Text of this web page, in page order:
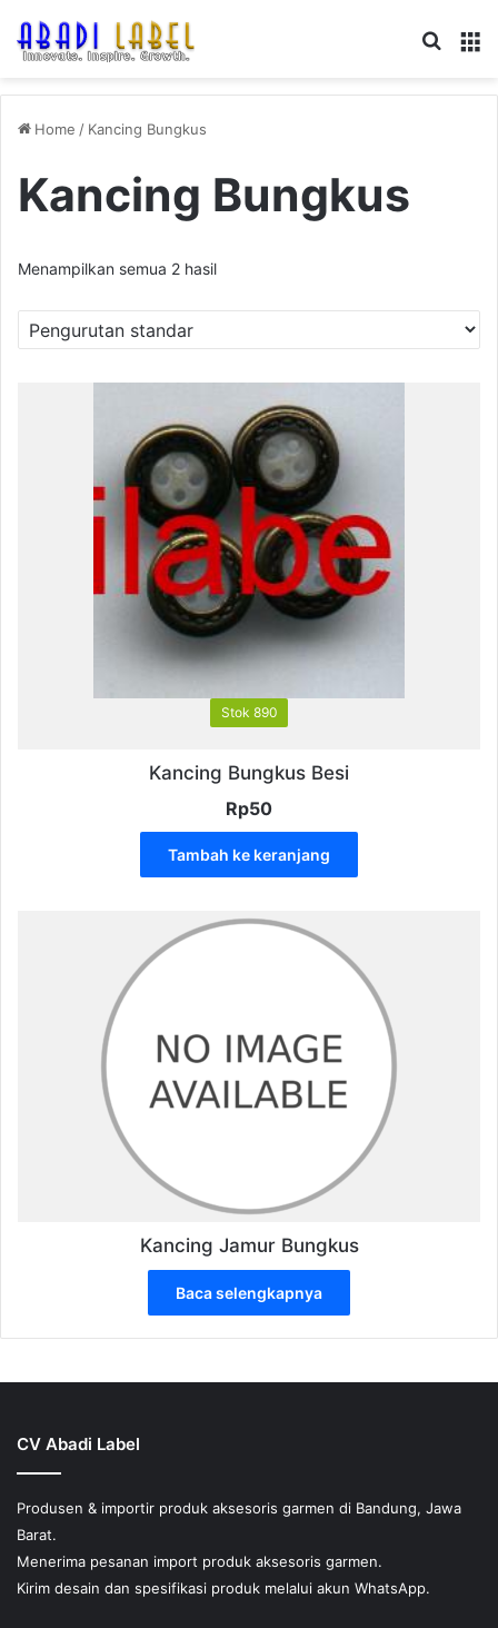
Home / Kancing Bungkus
Kancing Bungkus
Menampilkan semua 2 hasil
Stok 890
Kancing Bungkus Besi
Rp50
Tambah ke keranjang
Kancing Jamur Bungkus
Baca selengkapnya
CV Abadi Label
Produsen & importir produk aksesoris garmen di Bandung, Jawa
Barat.
Menerima pesanan import produk aksesoris garmen.
Kirim desain dan spesifikasi produk melalui akun WhatsApp.